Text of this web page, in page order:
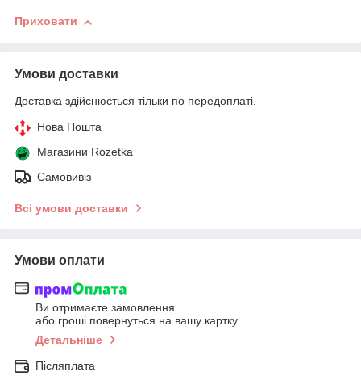
Приховати
Умови доставки
Доставка здійснюється тільки по передоплаті.
Нова Пошта
Магазини Rozetka
Самовивіз
Всі умови доставки
Умови оплати
Ви отримаєте замовлення
або гроші повернуться на вашу картку
Детальніше
Післяплата